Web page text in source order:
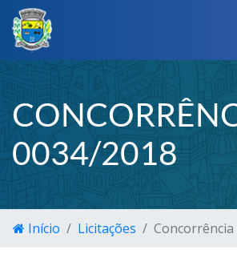
0034/2018
Início Licitações Concorrência